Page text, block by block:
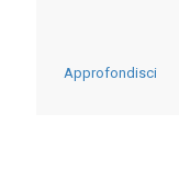
Approfondisci-